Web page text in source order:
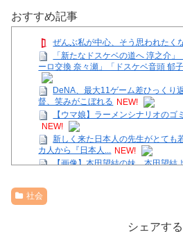
おすすめ記事
ぜんぶ私が中心、そう思われたく
「新たなドスケベの道へ 淳之介
ーロ交換 奈々瀬」「ドスケベ音頭 郁
DeNA、最大11ゲーム差ひっくり
督、笑みがこぼれる NEW!
【ウマ娘】ラーメンシナリオのゴ
NEW!
新しく来た日本人の先生がとても
カ人から『日本人... NEW!
【画像】本田望結の妹、本田望結
【画像】女子アナさん、がっつり
社会
シェアする